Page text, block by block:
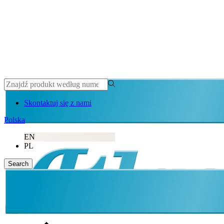
Skontaktuj się z nami
Polska
EN
PL
Search